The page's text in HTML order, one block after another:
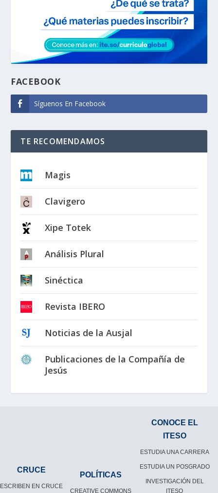
FACEBOOK
Síguenos En Facebook
TE RECOMENDAMOS
Magis
Clavigero
Xipe Totek
Análisis Plural
Sinéctica
Revista IBERO
Noticias de la Ausjal
Publicaciones de la Compañía de
Jesús
CRUCE
ESCRIBEN EN CRUCE
POLÍTICAS
CREATIVE COMMONS
CONOCE EL
ITESO
ESTUDIA UNA CARRERA
ESTUDIA UN POSGRADO
INVESTIGACIÓN DEL
ITESO